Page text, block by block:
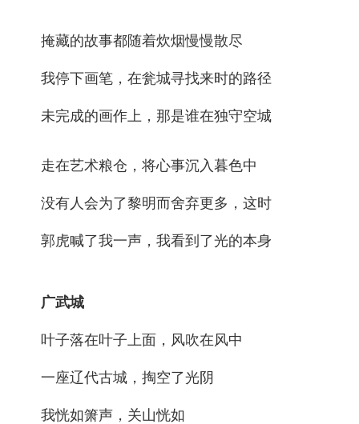
掩藏的故事都随着炊烟慢慢散尽
我停下画笔，在瓮城寻找来时的路径
未完成的画作上，那是谁在独守空城
走在艺术粮仓，将心事沉入暮色中
没有人会为了黎明而舍弃更多，这时
郭虎喊了我一声，我看到了光的本身
广武城
叶子落在叶子上面，风吹在风中
一座辽代古城，掏空了光阴
我恍如箫声，关山恍如